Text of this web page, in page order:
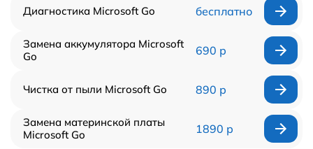
Диагностика Microsoft Go бесплатно
Замена аккумулятора Microsoft
Go
690 р
Чистка от пыли Microsoft Go 890 р
Замена материнской платы
Microsoft Go
1890 р